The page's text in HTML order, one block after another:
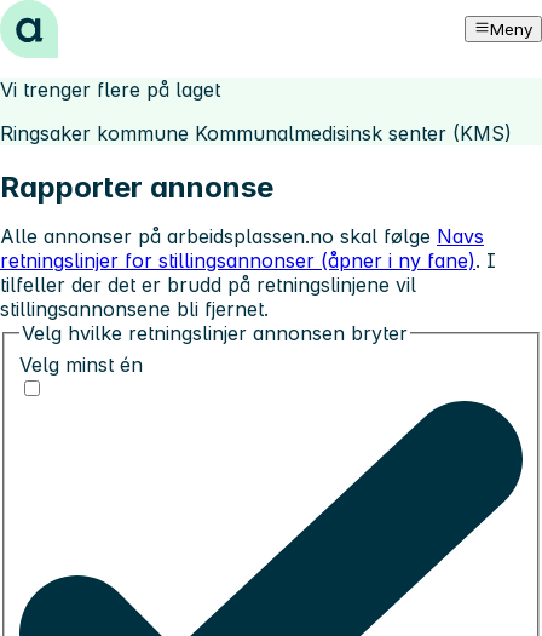
Hopp til innhold Meny
Vi trenger flere på laget
Ringsaker kommune Kommunalmedisinsk senter (KMS)
Rapporter annonse
Alle annonser på arbeidsplassen.no skal følge Navs
retningslinjer for stillingsannonser (åpner i ny fane). I
tilfeller der det er brudd på retningslinjene vil
stillingsannonsene bli fjernet.
Velg hvilke retningslinjer annonsen bryter
Velg minst én